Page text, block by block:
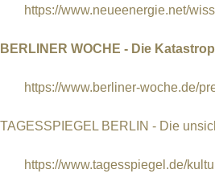
https://www.neueenergie.net/
BERLINER WOCHE - Die
https://www.berliner-woche.de/
TAGESSPIEGEL BERLIN - Die
https://www.tagesspiegel.de/